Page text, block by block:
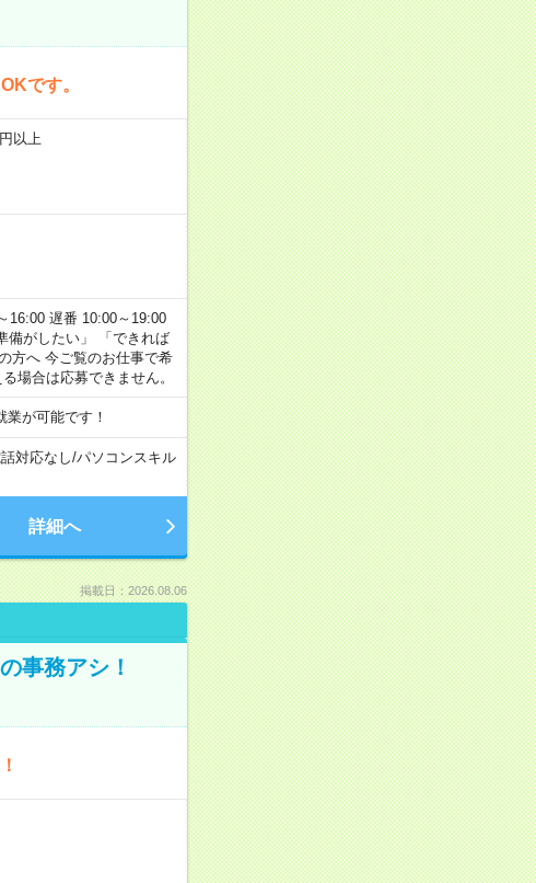
です。
以上
16:00 遅番 10:00～19:00
備がしたい」 「できれば
方へ 今ご覧のお仕事で希
場合は応募できません。
が可能です！
対応なし/パソコンスキル
詳細へ
掲載日：2026.08.06
事務アシ！